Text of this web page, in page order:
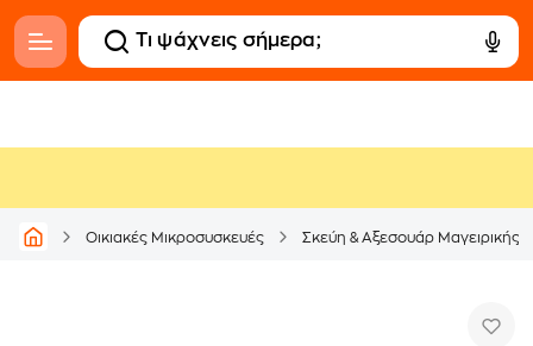
Οικιακές Μικροσυσκευές Σκεύη & Αξεσουάρ Μαγειρικής